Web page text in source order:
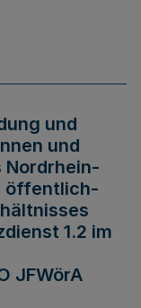
und
und
öffentlich-
1.2 im
JFWörA